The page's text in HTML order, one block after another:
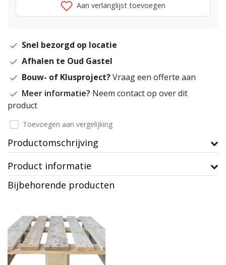
Aan verlanglijst toevoegen
Snel bezorgd op locatie
Afhalen te Oud Gastel
Bouw- of Klusproject?Vraag een offerte aan
Meer informatie? Neem contact op over dit
product
Toevoegen aan vergelijking
Productomschrijving
Product informatie
Bijbehorende producten